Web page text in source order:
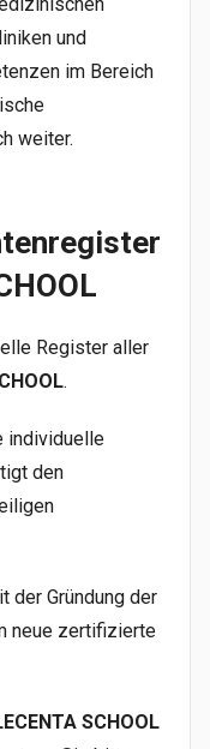
und
im Bereich
weiter.
Register aller
.
individuelle
den
der Gründung der
neue zertifizierte
SCHOOL